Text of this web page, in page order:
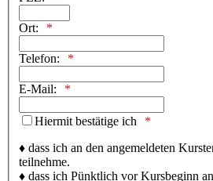
Ort:
Telefon:
E-Mail:
Hiermit bestätige ich
♦ dass ich an den angemeldeten
teilnehme.
♦ dass ich Pünktlich vor Kursbeginn